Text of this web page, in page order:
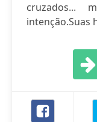
cruzados...
intenção.Suas